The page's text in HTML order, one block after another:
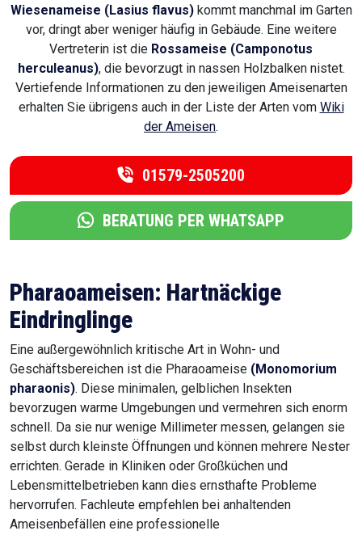
Wiesenameise (Lasius flavus)kommt manchmal im Garten
vor, dringt aber weniger häufig in Gebäude. Eine weitere
Vertreterin ist die Rossameise (Camponotus
herculeanus), die bevorzugt in nassen Holzbalken nistet.
Vertiefende Informationen zu den jeweiligen Ameisenarten
erhalten Sie übrigens auch in der Liste der Arten vom Wiki
der Ameisen.
01579-2505200
BERATUNG PER WHATSAPP
Pharaoameisen: Hartnäckige
Eindringlinge
Eine außergewöhnlich kritische Art in Wohn- und
Geschäftsbereichen ist die Pharaoameise (Monomorium
pharaonis). Diese minimalen, gelblichen Insekten
bevorzugen warme Umgebungen und vermehren sich enorm
schnell. Da sie nur wenige Millimeter messen, gelangen sie
selbst durch kleinste Öffnungen und können mehrere Nester
errichten. Gerade in Kliniken oder Großküchen und
Lebensmittelbetrieben kann dies ernsthafte Probleme
hervorrufen. Fachleute empfehlen bei anhaltenden
Ameisenbefällen eine professionelle